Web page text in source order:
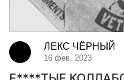
ЛЕКС ЧЁРНЫЙ
16 фев. 2023